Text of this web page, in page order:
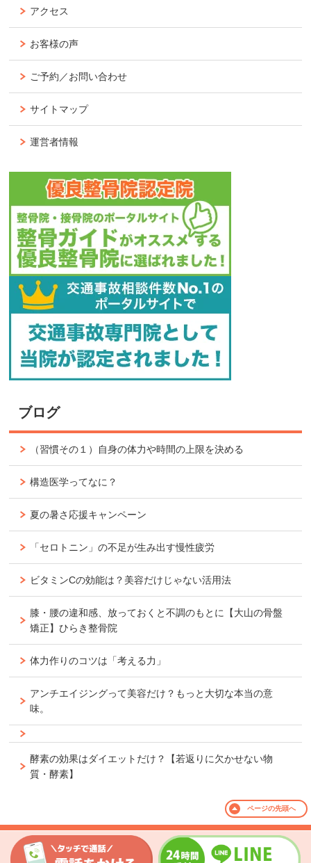
アクセス
お客様の声
ご予約／お問い合わせ
サイトマップ
運営者情報
ブログ
（習慣その１）自身の体力や時間の上限を決める
構造医学ってなに？
夏の暑さ応援キャンペーン
「セロトニン」の不足が生み出す慢性疲労
ビタミンCの効能は？美容だけじゃない活用法
膝・腰の違和感、放っておくと不調のもとに【大山の骨盤
矯正】ひらき整骨院
体力作りのコツは「考える力」
アンチエイジングって美容だけ？もっと大切な本当の意
味。
酵素の効果はダイエットだけ？【若返りに欠かせない物
質・酵素】
ページの先頭へ